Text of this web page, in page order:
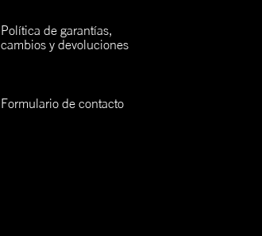
Política de garantías,
cambios y devoluciones
Formulario de contacto